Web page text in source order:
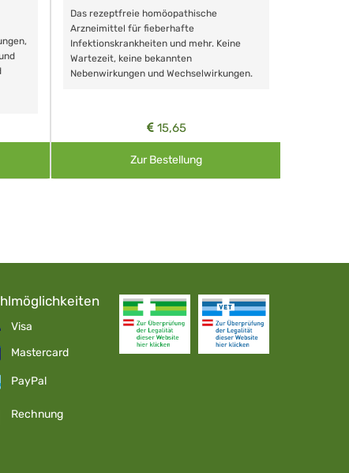
Das rezeptfreie homöopathische
Arzneimittel für fieberhafte
Infektionskrankheiten und mehr. Keine
Wartezeit, keine bekannten
Nebenwirkungen und Wechselwirkungen.
15,65
Zur Bestellung
Visa
Mastercard
PayPal
Rechnung